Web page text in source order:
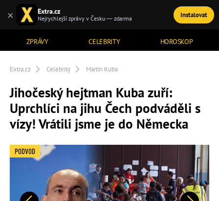
ZPRÁVY CELEBRITY HOROSKOP
TÉMATA
Extra.cz Celebrity Martin Kuba
Jihočeský hejtman Kuba zuří:
Uprchlíci na jihu Čech podváděli s
vízy! Vrátili jsme je do Německa
PODVOD
× Extra.cz
Nejrychlejší zprávy v Česku — zdarma Instalovat